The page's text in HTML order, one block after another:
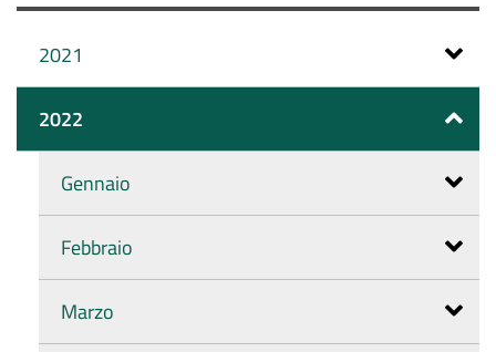
2021
2022
Gennaio
Febbraio
Marzo